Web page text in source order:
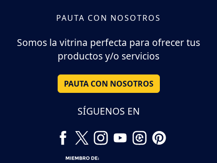
PAUTA CON NOSOTROS
Somos la vitrina perfecta para ofrecer tus
productos y/o servicios
PAUTA CON NOSOTROS
SÍGUENOS EN